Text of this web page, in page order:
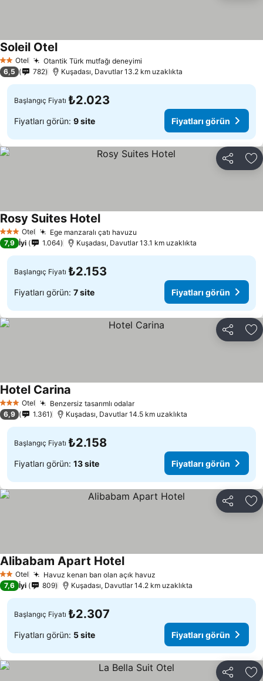
2 Yıldız
Otel Otantik Türk mutfağı deneyimi
Soleil OtelFiyatları görün
6,5 782 Kuşadası, Davutlar 13.2 km uzaklıkta
Başlangıç Fiyatı ₺2.023
Fiyatları görün: 9 site Fiyatları görün
Paylaş
3 YıldızOtel Ege manzaralı çatı havuzu
Rosy Suites HotelFiyatları görün
7,9 İyi 1.064 Kuşadası, Davutlar 13.1 km uzaklıkta
Başlangıç Fiyatı ₺2.153
Fiyatları görün: 7 site Fiyatları görün
Paylaş
3 YıldızOtel Benzersiz tasarımlı odalarFiyatları görün
Hotel Carina
6,9 1.361 Kuşadası, Davutlar 14.5 km uzaklıkta
Başlangıç Fiyatı ₺2.158
Fiyatları görün: 13 site Fiyatları görün
Paylaş
2 Yıldız
Otel Havuz kenarı barı olan açık havuz
Alibabam Apart HotelFiyatları görün
7,6 İyi 809 Kuşadası, Davutlar 14.2 km uzaklıkta
Başlangıç Fiyatı ₺2.307
Fiyatları görün: 5 site Fiyatları görün
Paylaş